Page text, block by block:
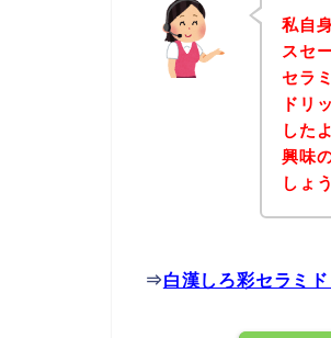
私自
スセ
セラ
ドリ
した
興味
しょ
⇒白漢しろ彩セラミ